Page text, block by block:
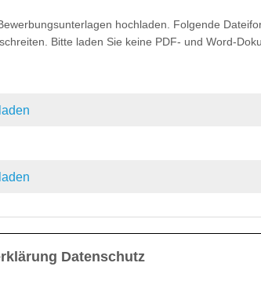
hochladen. Folgende
Bitte laden Sie keine PDF- und Word-
Datenschutz